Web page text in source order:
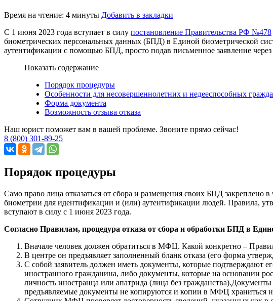
Время на чтение: 4 минуты Добавить в закладки
С 1 июня 2023 года вступает в силу постановление Правительства РФ №478
биометрических персональных данных (БПД) в Единой биометрической
аутентификации с помощью БПД, просто подав письменное заявление
Показать содержание
Порядок процедуры
Особенности для несовершеннолетних и недееспособных
Форма документа
Возможность отзыва отказа
Наш юрист поможет вам в вашей проблеме. Звоните прямо сейчас!
8 (800) 301-89-25
Порядок процедуры
Само право лица отказаться от сбора и размещения своих БПД закреплено в
биометрии для идентификации и (или) аутентификации людей. Правила,
вступают в силу с 1 июня 2023 года.
Согласно Правилам, процедура отказа от сбора и обработки БПД в
Вначале человек должен обратиться в МФЦ. Какой конкретно –
В центре он предъявляет заполненный бланк отказа (его форма
С собой заявитель должен иметь документы, которые подтверждают
иностранного гражданина, либо документы, которые на основании
личность иностранца или апатрида (лица без
предъявляемые документы не копируются и копии в МФЦ храниться